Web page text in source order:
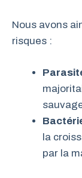
Nous avons
risques :
la
par la